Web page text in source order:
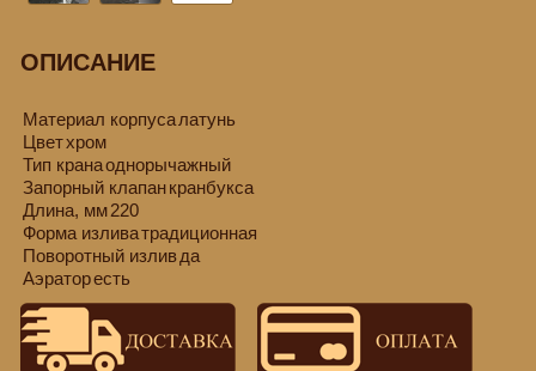
ОПИСАНИЕ
Материал корпусалатунь
Цветхром
Тип кранаоднорычажный
Запорный клапанкранбукса
Длина, мм220
Форма изливатрадиционная
Поворотный изливда
Аэраторесть